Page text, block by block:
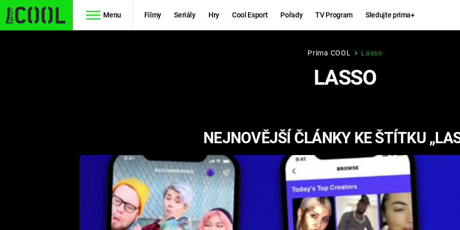
Menu Filmy Seriály Hry Cool Esport Pořady TV Program Sledujte prima+
RYCHLE A
ZBĚSILE 10
PREDÁTOR
KINGDOM
COME:
DELIVERANCE
ESPORT
CHUCK
Prima COOL Lasso
LASSO
NEJNOVĚJŠÍ ČLÁNKY KE ŠTÍTKU